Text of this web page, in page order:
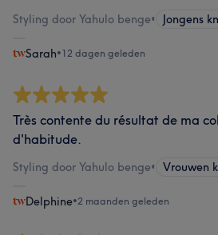
Styling door Yahulo benge• Jongens
Sarah•12 dagen geleden
Très contente du résultat de ma
d'habitude.
Styling door Yahulo benge• Vrouwen
Delphine•2 maanden geleden